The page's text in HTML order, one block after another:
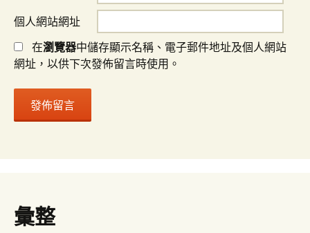
個人網站網址
在瀏覽器中儲存顯示名稱、電子郵件地址及個人網站
網址，以供下次發佈留言時使用。
彙整